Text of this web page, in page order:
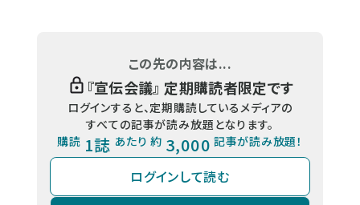
この先の内容は...
『宣伝会議』 定期購読者限定です
ログインすると、定期購読しているメディアの
すべての記事が読み放題となります。
購読 1誌 あたり 約 3,000 記事が読み放題！
ログインして読む